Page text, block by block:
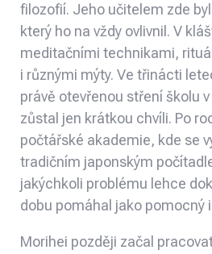
filozofií. Jeho učitelem zde
který ho na vždy ovlivnil. V
meditačními technikami,
i různými mýty. Ve třinácti
právě otevřenou stření školu
zůstal jen krátkou chvíli. Po
počtářské akademie, kde se
tradičním japonským
jakýchkoli problému lehce
dobu pomáhal jako pomocný
Morihei později začal